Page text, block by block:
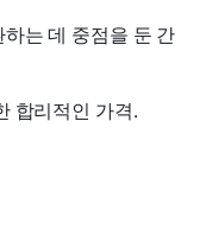
는 데 중점을 둔 간
합리적인 가격.